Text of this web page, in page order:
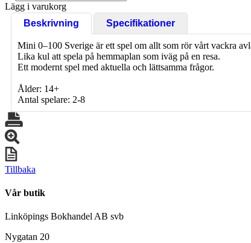
Lägg i varukorg
Beskrivning
Specifikationer
Mini 0–100 Sverige är ett spel om allt som rör vårt vackra
Lika kul att spela på hemmaplan som iväg på en resa.
Ett modernt spel med aktuella och lättsamma frågor.
Ålder: 14+
Antal spelare: 2-8
Tillbaka
Vår butik
Linköpings Bokhandel AB svb
Nygatan 20